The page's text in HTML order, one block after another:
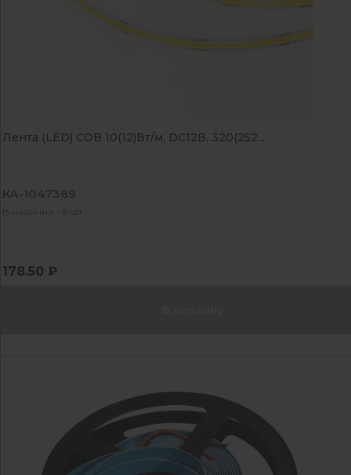
Лента (LED) COB 10(12)Вт/м, DC12В, 320(252...
КА-1047389
В наличии - 5 шт
178.50 ₽